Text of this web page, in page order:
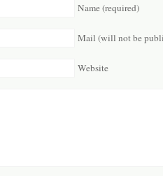
Name (required)
Mail (will not be
Website